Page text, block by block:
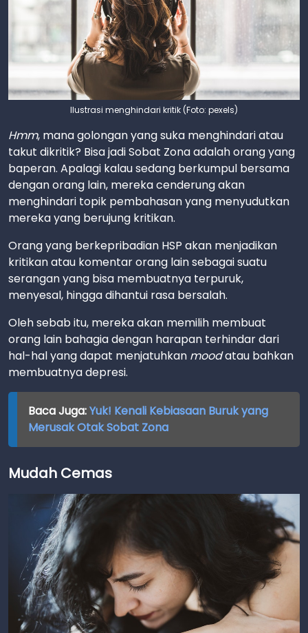
Ilustrasi menghindari kritik (Foto: pexels)
Hmm, mana golongan yang suka menghindari atau
takut dikritik? Bisa jadi Sobat Zona adalah orang yang
baperan. Apalagi kalau sedang berkumpul bersama
dengan orang lain, mereka cenderung akan
menghindari topik pembahasan yang menyudutkan
mereka yang berujung kritikan.
Orang yang berkepribadian HSP akan menjadikan
kritikan atau komentar orang lain sebagai suatu
serangan yang bisa membuatnya terpuruk,
menyesal, hingga dihantui rasa bersalah.
Oleh sebab itu, mereka akan memilih membuat
orang lain bahagia dengan harapan terhindar dari
hal-hal yang dapat menjatuhkan moodatau bahkan
membuatnya depresi.
Baca Juga:Yuk! Kenali Kebiasaan Buruk yang
Merusak Otak Sobat Zona
Mudah Cemas